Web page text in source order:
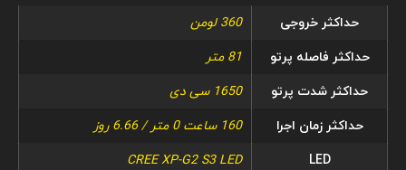
حداکثر خروجی
360 لومن
حداکثر فاصله پرتو
81 متر
حداکثر شدت پرتو
1650 سی دی
حداکثر زمان اجرا
160 ساعت 0 متر / 6.66 روز
LED
CREE XP-G2 S3 LED